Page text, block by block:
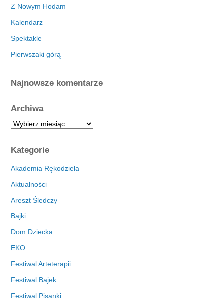
Z Nowym Hodam
Kalendarz
Spektakle
Pierwszaki górą
Najnowsze komentarze
Archiwa
A
c
h
i
a
Kategorie
Akademia Rękodzieła
Aktualności
Areszt Śledczy
Bajki
Dom Dziecka
EKO
Festiwal Arteterapii
Festiwal Bajek
Festiwal Pisanki